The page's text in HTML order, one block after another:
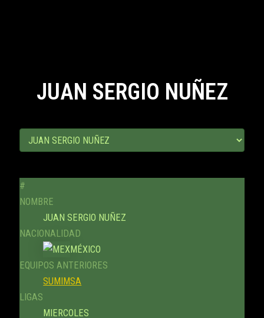
JUAN SERGIO NUÑEZ
#
NOMBRE
JUAN SERGIO NUÑEZ
NACIONALIDAD
MÉXICO
EQUIPOS ANTERIORES
SUMIMSA
LIGAS
MIERCOLES